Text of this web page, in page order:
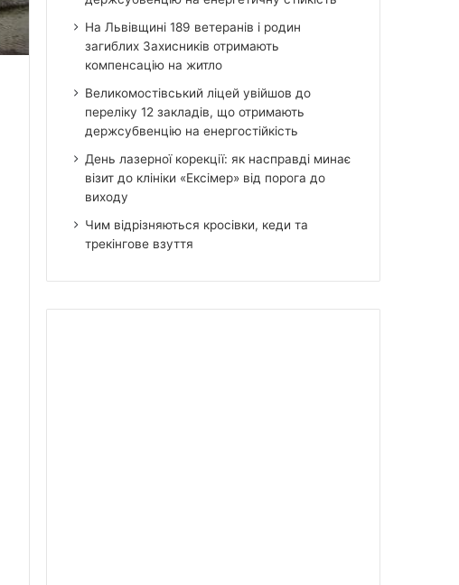
На Львівщині 189 ветеранів і родин
загиблих Захисників отримають
компенсацію на житло
Великомостівський ліцей увійшов до
переліку 12 закладів, що отримають
держсубвенцію на енергостійкість
День лазерної корекції: як насправді минає
візит до клініки «Ексімер» від порога до
виходу
Чим відрізняються кросівки, кеди та
трекінгове взуття